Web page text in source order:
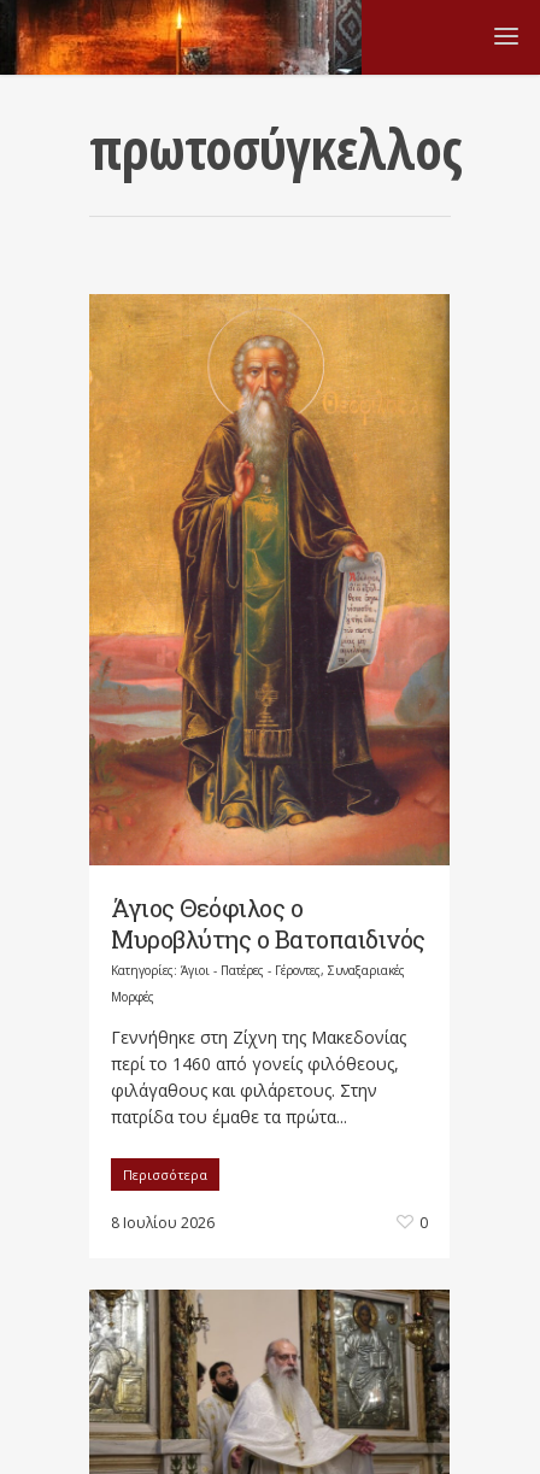
πρωτοσύγκελλος
Άγιος Θεόφιλος ο
Μυροβλύτης ο Βατοπαιδινός
Κατηγορίες: Άγιοι - Πατέρες - Γέροντες, Συναξαριακές
Μορφές
Γεννήθηκε στη Ζίχνη της Μακεδονίας
περί το 1460 από γονείς φιλόθεους,
φιλάγαθους και φιλάρετους. Στην
πατρίδα του έμαθε τα πρώτα...
Περισσότερα
8 Ιουλίου 2026 0